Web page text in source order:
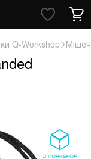
Q-Workshop